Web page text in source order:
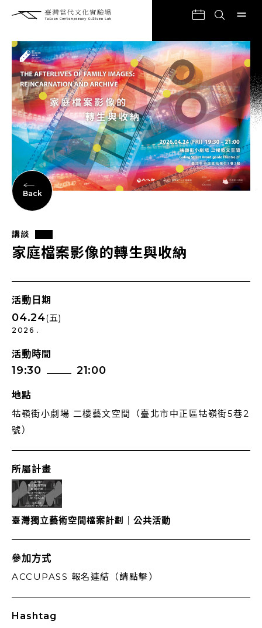
Back
講談
家庭檔案影像的轉生與收納
活動日期
04.24(五)
2026 .
活動時間
19:30 21:00
地點
牯嶺街小劇場 二樓藝文空間（臺北市中正區牯嶺街5巷2
號）
所屬計畫
臺灣獨立藝術空間檔案計劃｜公共活動
參加方式
ACCUPASS 報名連結（請點擊）
Hashtag